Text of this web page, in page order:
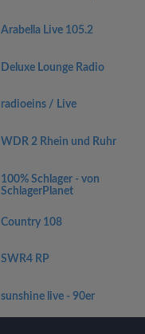
Arabella Live 105.2
Deluxe Lounge Radio
radioeins / Live
WDR 2 Rhein und Ruhr
100% Schlager - von
SchlagerPlanet
Country 108
SWR4 RP
sunshine live - 90er